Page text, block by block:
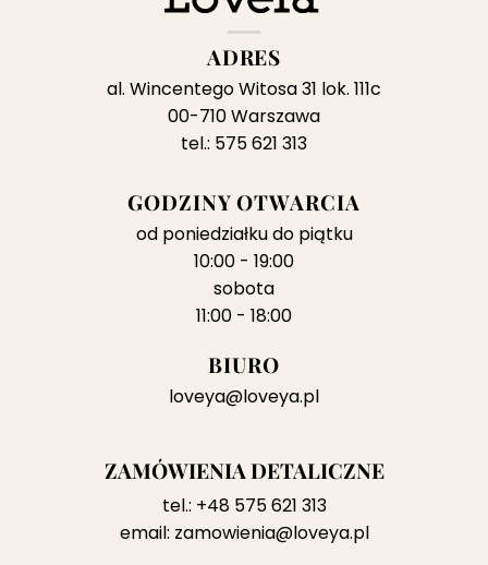
ADRES
al. Wincentego Witosa 31 lok. 111c
00-710 Warszawa
tel.: 575 621 313
GODZINY OTWARCIA
od poniedziałku do piątku
10:00 - 19:00
sobota
11:00 - 18:00
BIURO
loveya@loveya.pl
ZAMÓWIENIA DETALICZNE
tel.: +48 575 621 313
email: zamowienia@loveya.pl